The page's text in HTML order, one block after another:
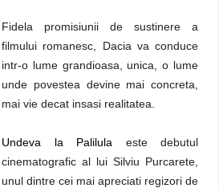
Fidela promisiunii de sustinere a
filmului romanesc, Dacia va conduce
intr-o lume grandioasa, unica, o lume
unde povestea devine mai concreta,
mai vie decat insasi realitatea.
Undeva la Palilula este debutul
cinematografic al lui Silviu Purcarete,
unul dintre cei mai apreciati regizori de